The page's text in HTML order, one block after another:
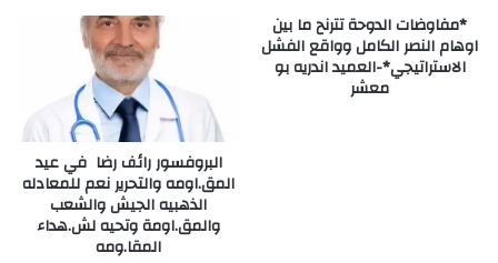
*مفاوضات الدوحة تترنح ما بين
اوهام النصر الكامل وواقع الفشل
الاستراتيجي*-العميد اندريه بو
معشر
البروفسور رائف رضا في عيد
المق.اومه والتحرير نعم للمعادله
الذهبيه الجيش والشعب
والمق.اومة وتحيه لش.هداء
المقا.ومه